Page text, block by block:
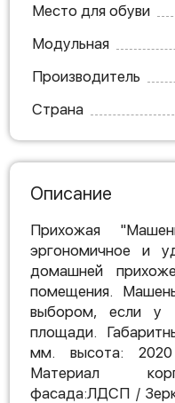
Место для обуви
Модульная
Производитель
Страна
Описание
Прихожая
эргономичное и
домашней
помещения.
выбором, если у
площади.
мм. высота:
Материал
фасада:ЛДСП /